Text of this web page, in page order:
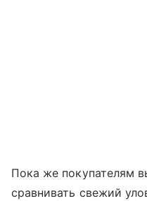
Пока же покупателям
сравнивать свежий